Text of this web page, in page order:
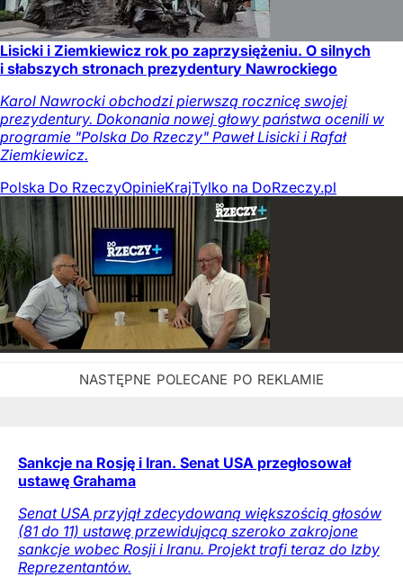
Lisicki i Ziemkiewicz rok po zaprzysiężeniu. O silnych
i słabszych stronach prezydentury Nawrockiego
Karol Nawrocki obchodzi pierwszą rocznicę swojej
prezydentury. Dokonania nowej głowy państwa ocenili w
programie "Polska Do Rzeczy" Paweł Lisicki i Rafał
Ziemkiewicz.
Polska Do RzeczyOpinieKrajTylko na DoRzeczy.pl
Sankcje na Rosję i Iran. Senat USA przegłosował
ustawę Grahama
Senat USA przyjął zdecydowaną większością głosów
(81 do 11) ustawę przewidującą szeroko zakrojone
sankcje wobec Rosji i Iranu. Projekt trafi teraz do Izby
Reprezentantów.